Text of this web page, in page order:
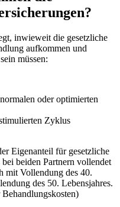
inwieweit die gesetzliche
aufkommen und
müssen:
oder optimierten
Zyklus
Eigenanteil für gesetzliche
beiden Partnern vollendet
mit Vollendung des 40.
des 50. Lebensjahres.